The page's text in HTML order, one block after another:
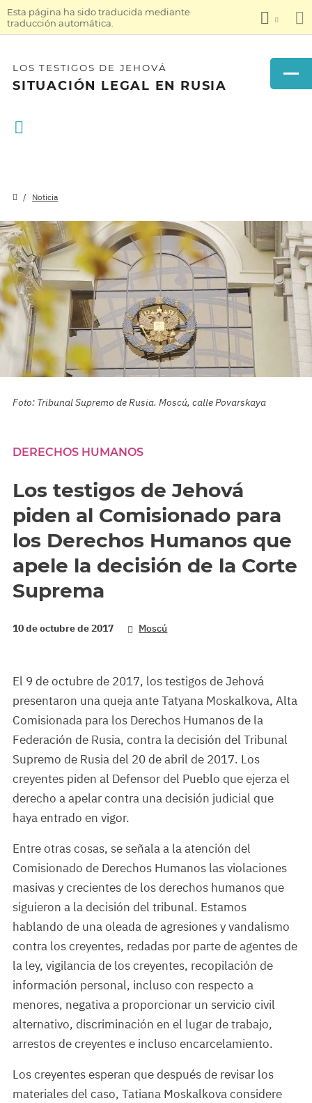
Esta página ha sido traducida mediante
traducción automática.
LOS TESTIGOS DE JEHOVÁ
SITUACIÓN LEGAL EN RUSIA
Noticia
Foto: Tribunal Supremo de Rusia. Moscú, calle Povarskaya
DERECHOS HUMANOS
Los testigos de Jehová
piden al Comisionado para
los Derechos Humanos que
apele la decisión de la Corte
Suprema
10 de octubre de 2017 Moscú
El 9 de octubre de 2017, los testigos de Jehová
presentaron una queja ante Tatyana Moskalkova, Alta
Comisionada para los Derechos Humanos de la
Federación de Rusia, contra la decisión del Tribunal
Supremo de Rusia del 20 de abril de 2017. Los
creyentes piden al Defensor del Pueblo que ejerza el
derecho a apelar contra una decisión judicial que
haya entrado en vigor.
Entre otras cosas, se señala a la atención del
Comisionado de Derechos Humanos las violaciones
masivas y crecientes de los derechos humanos que
siguieron a la decisión del tribunal. Estamos
hablando de una oleada de agresiones y vandalismo
contra los creyentes, redadas por parte de agentes de
la ley, vigilancia de los creyentes, recopilación de
información personal, incluso con respecto a
menores, negativa a proporcionar un servicio civil
alternativo, discriminación en el lugar de trabajo,
arrestos de creyentes e incluso encarcelamiento.
Los creyentes esperan que después de revisar los
materiales del caso, Tatiana Moskalkova considere